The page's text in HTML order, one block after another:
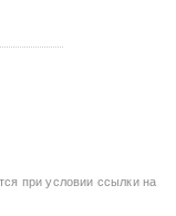
при условии ссылки на